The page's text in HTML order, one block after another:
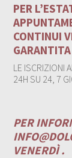
PER
CONTINUI
GARANTITA
LE ISCRIZIONI
24H SU 24, 7
PER
VENERDÌ .